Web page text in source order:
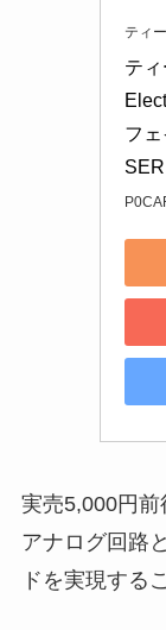
ティ
テ
フ
SER
実売5,000円
アナログ回路
ドを実現する